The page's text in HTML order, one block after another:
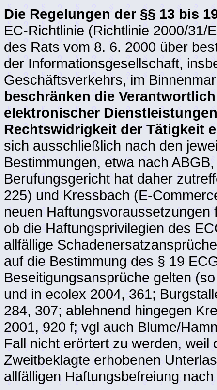
Die Regelungen der §§ 13 bis
EC-Richtlinie (Richtlinie 2000/31/
des Rats vom 8. 6. 2000 über
der Informationsgesellschaft,
Geschäftsverkehrs, im
beschränken die
elektronischer
Rechtswidrigkeit der Tätigkeit
sich ausschließlich nach den
Bestimmungen, etwa nach
Berufungsgericht hat daher
225) und Kressbach (E-
neuen
ob die Haftungsprivilegien des
allfällige
auf die Bestimmung des § 19
Beseitigungsansprüche gelten
und in ecolex 2004, 361;
284, 307; ablehnend hingegen
2001, 920 f; vgl auch Blume/
Fall nicht erörtert zu werden,
Zweitbeklagte erhobenen
allfälligen Haftungsbefreiung